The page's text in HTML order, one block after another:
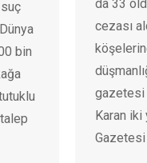
bin
da 33
cezası
gazetesi
Karan iki
Gazetesi